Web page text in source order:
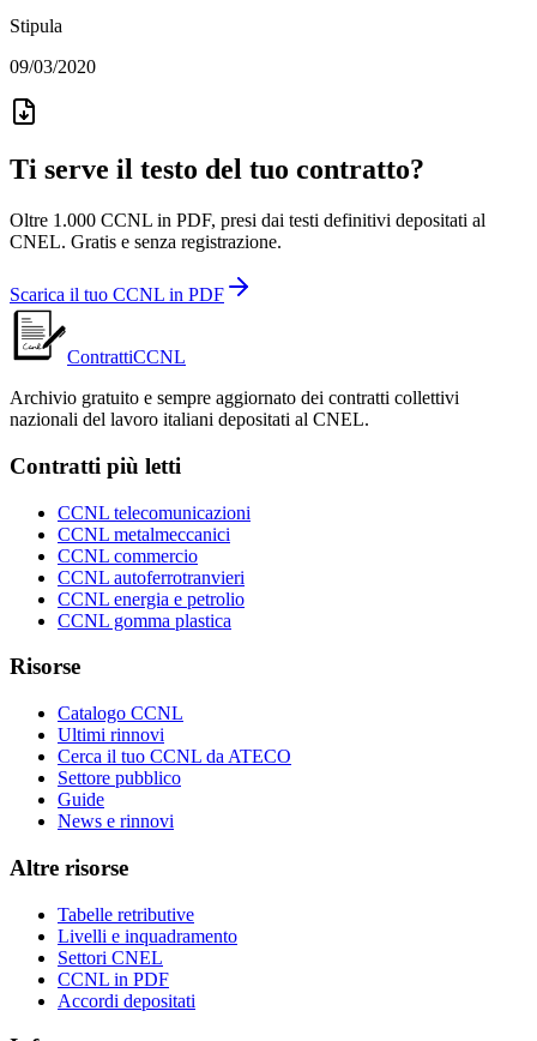
Stipula
09/03/2020
Ti serve il testo del tuo contratto?
Oltre 1.000 CCNL in PDF, presi dai testi definitivi depositati al
CNEL. Gratis e senza registrazione.
Scarica il tuo CCNL in PDF
ContrattiCCNL
Archivio gratuito e sempre aggiornato dei contratti collettivi
nazionali del lavoro italiani depositati al CNEL.
Contratti più letti
CCNL telecomunicazioni
CCNL metalmeccanici
CCNL commercio
CCNL autoferrotranvieri
CCNL energia e petrolio
CCNL gomma plastica
Risorse
Catalogo CCNL
Ultimi rinnovi
Cerca il tuo CCNL da ATECO
Settore pubblico
Guide
News e rinnovi
Altre risorse
Tabelle retributive
Livelli e inquadramento
Settori CNEL
CCNL in PDF
Accordi depositati